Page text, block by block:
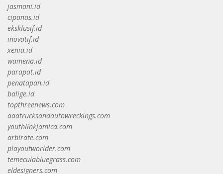
jasmani.id
cipanas.id
eksklusif.id
inovatif.id
xenia.id
wamena.id
parapat.id
penatapan.id
balige.id
topthreenews.com
aaatrucksandautowreckings.com
youthlinkjamica.com
arbirate.com
playoutworlder.com
temeculabluegrass.com
eldesigners.com